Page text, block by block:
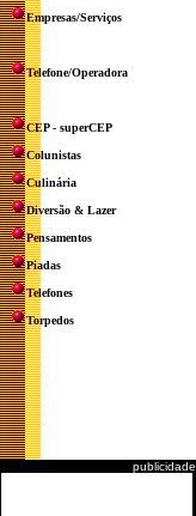
Empresas/Serviços
Telefone/Operadora
CEP - superCEP
Colunistas
Culinária
Diversão & Lazer
Pensamentos
Piadas
Telefones
Torpedos
publicidade